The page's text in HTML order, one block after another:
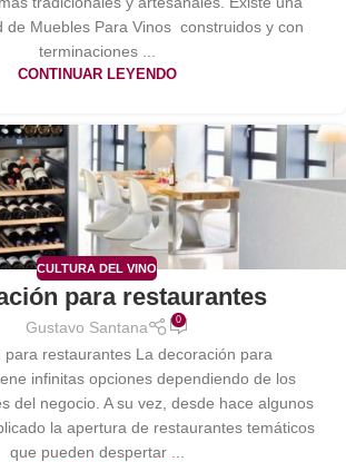
de Muebles Para Vinos construidos y con
terminaciones ...
CONTINUAR LEYENDO
CULTURA DEL VINO
para restaurantes
Gustavo Santana 0
para restaurantes La decoración para
infinitas opciones dependiendo de los
del negocio. A su vez, desde hace algunos
la apertura de restaurantes temáticos
que pueden despertar ...